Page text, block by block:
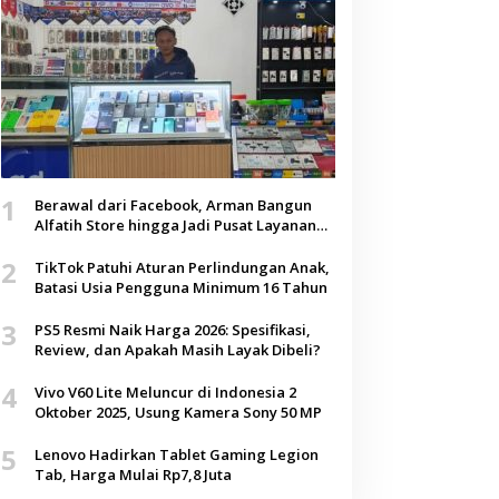
1
Berawal dari Facebook, Arman Bangun
Alfatih Store hingga Jadi Pusat Layanan
2
TikTok Patuhi Aturan Perlindungan Anak,
Batasi Usia Pengguna Minimum 16 Tahun
3
PS5 Resmi Naik Harga 2026: Spesifikasi,
Review, dan Apakah Masih Layak Dibeli?
4
Vivo V60 Lite Meluncur di Indonesia 2
Oktober 2025, Usung Kamera Sony 50 MP
5
Lenovo Hadirkan Tablet Gaming Legion
Tab, Harga Mulai Rp7,8 Juta